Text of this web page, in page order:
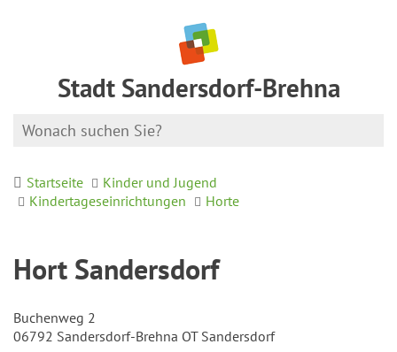
Stadt Sandersdorf-Brehna
Startseite
Kinder und Jugend
Kindertageseinrichtungen
Horte
Hort Sandersdorf
Buchenweg 2
06792 Sandersdorf-Brehna OT Sandersdorf